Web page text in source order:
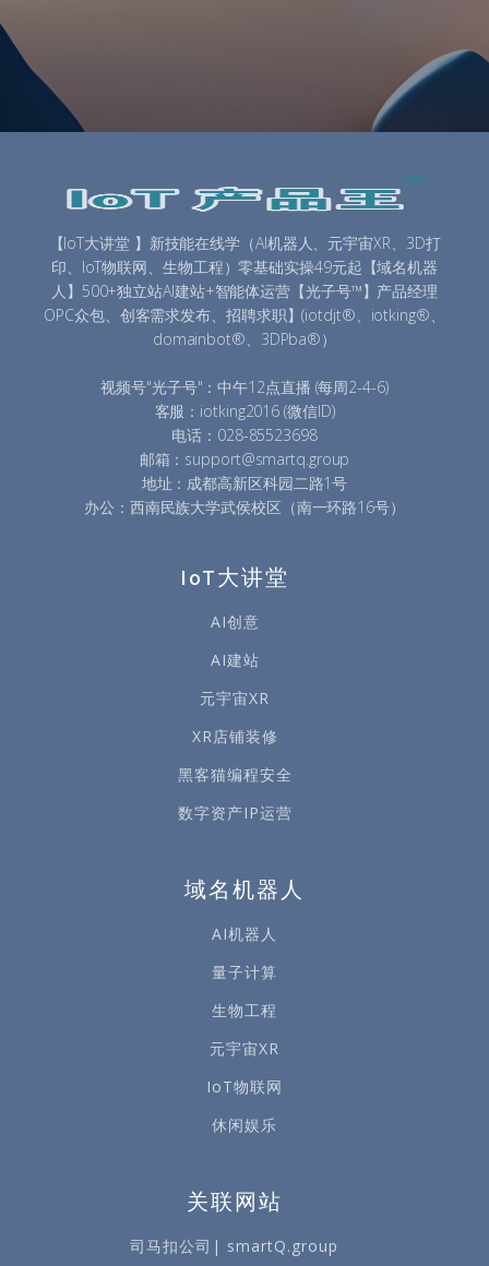
【IoT大讲堂 】新技能在线学（AI机器人、元宇宙XR、3D打
印、IoT物联网、生物工程）零基础实操49元起【域名机器
人】500+独立站AI建站+智能体运营【光子号™】产品经理
OPC众包、创客需求发布、招聘求职】(iotdjt®、iotking®、
domainbot®、3DPba®）
视频号"光子号"：中午12点直播 (每周2-4-6)
客服：iotking2016 (微信ID)
电话：028-85523698
邮箱：support@smartq.group
地址：成都高新区科园二路1号
办公：西南民族大学武侯校区（南一环路16号）
IoT大讲堂
AI创意
AI建站
元宇宙XR
XR店铺装修
黑客猫编程安全
数字资产IP运营
域名机器人
AI机器人
量子计算
生物工程
元宇宙XR
IoT物联网
休闲娱乐
关联网站
司马扣公司| smartQ.group